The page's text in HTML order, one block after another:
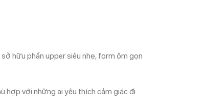
hữu phần upper siêu nhẹ, form ôm gọn
hợp với những ai yêu thích cảm giác đi